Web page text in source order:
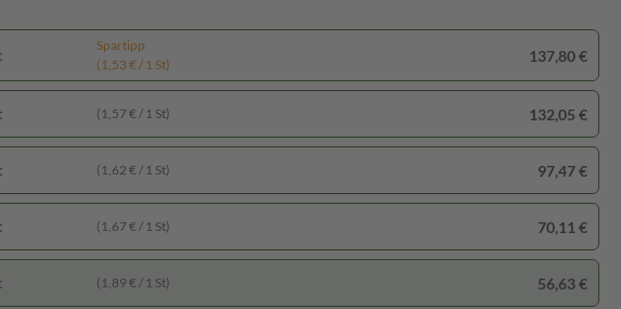
Spartipp
(1,53 € / 1 St)
137,80 €
(1,57 € / 1 St) 132,05 €
(1,62 € / 1 St) 97,47 €
(1,67 € / 1 St) 70,11 €
(1,89 € / 1 St) 56,63 €